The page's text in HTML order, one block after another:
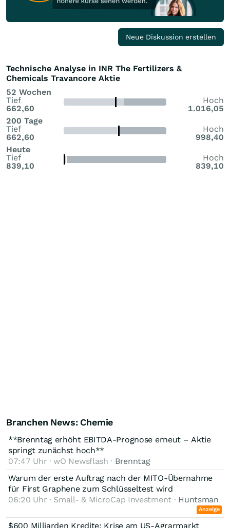
Neue Diskussion erstellen
Technische Analyse in INR The Fertilizers &
Chemicals Travancore Aktie
52 Wochen
Tief
662,60
Hoch
1.016,05
200 Tage
Tief
662,60
Hoch
998,40
Heute
Tief
839,10
Hoch
839,10
Branchen News: Chemie
**Brenntag erhöht EBITDA-Prognose erneut – Aktie
springt zunächst hoch**
07:47 Uhr · wO Newsflash · Brenntag
Warum der erste Auftrag nach der MITO-Übernahme
für First Graphene zum Schlüsseltest wird
06:20 Uhr · Small- & MicroCap Investment · Huntsman
Anzeige
$600 Milliarden Kredite: Krise am US-Agrarmarkt